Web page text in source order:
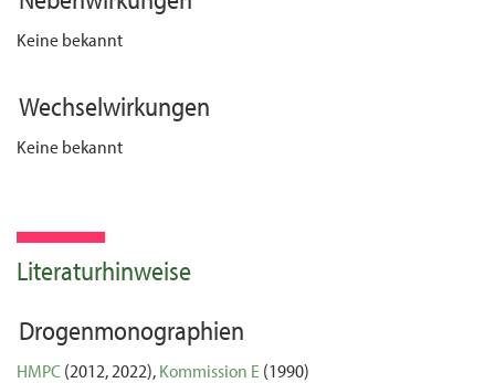
Keine bekannt
Wechselwirkungen
Keine bekannt
Literaturhinweise
Drogenmonographien
HMPC(2012, 2022),Kommission E (1990)